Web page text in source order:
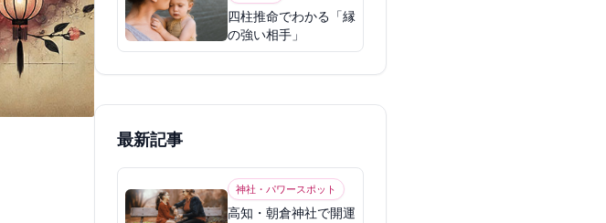
四柱推命でわかる「縁
の強い相手」
最新記事
神社・パワースポット
高知・朝倉神社で開運